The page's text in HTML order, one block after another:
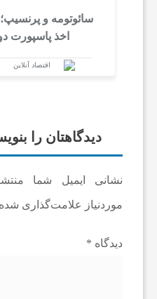
سائوتومه و
اخذ پاسپورت
اقتصاد آنلاین
دیدگاهتان را
نشانی ایمیل شما
موردنیاز علامت‌گذاری
دیدگاه *